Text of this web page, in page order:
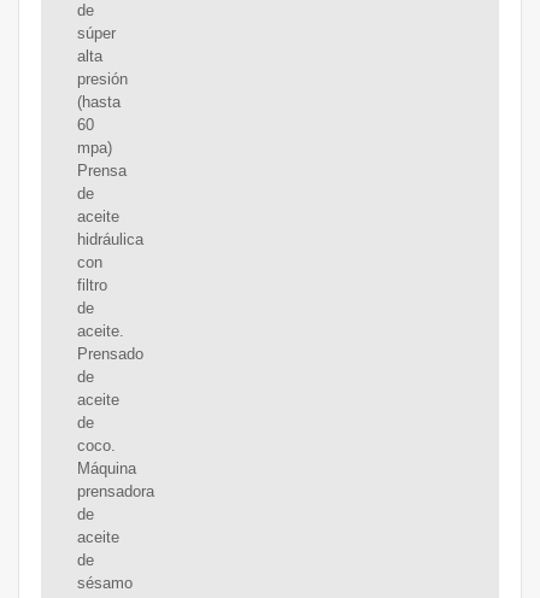
de
súper
alta
presión
(hasta
60
mpa)
Prensa
de
aceite
hidráulica
con
filtro
de
aceite.
Prensado
de
aceite
de
coco.
Máquina
prensadora
de
aceite
de
sésamo